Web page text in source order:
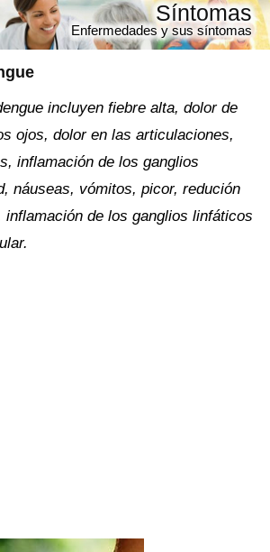
Síntomas
Enfermedades y sus síntomas
incluyen fiebre alta, dolor de
ojos, dolor en las articulaciones,
inflamación de los ganglios
náuseas, vómitos, picor, redución
de los ganglios linfáticos